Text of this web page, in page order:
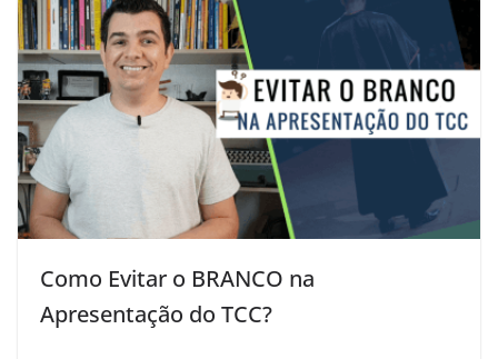
Como Evitar o BRANCO na
Apresentação do TCC‍?